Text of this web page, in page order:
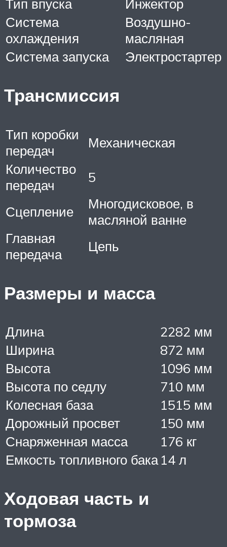
Тип впуска
Инжектор
Система
охлаждения
Воздушно-
масляная
Система запуска
Электростартер
Трансмиссия
Тип коробки
передач
Механическая
Количество
передач
5
Сцепление
Многодисковое, в
масляной ванне
Главная
передача
Цепь
Размеры и масса
Длина
2282 мм
Ширина
872 мм
Высота
1096 мм
Высота по седлу
710 мм
Колесная база
1515 мм
Дорожный просвет
150 мм
Снаряженная масса
176 кг
Емкость топливного бака 14 л
Ходовая часть и
тормоза